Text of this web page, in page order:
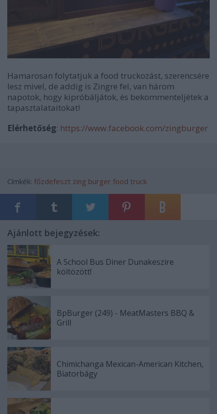
Hamarosan folytatjuk a food truckozást, szerencsére
lesz mivel, de addig is Zingre fel, van három
napotok, hogy kipróbáljátok, és bekommenteljétek a
tapasztalataitokat!
Elérhetőség: https://www.facebook.com/zingburger
Címkék: főzdefeszt zing burger food truck
Ajánlott bejegyzések:
A School Bus Diner Dunakeszire
költözött!
BpBurger (249) - MeatMasters BBQ &
Grill
Chimichanga Mexican-American Kitchen,
Biatorbágy